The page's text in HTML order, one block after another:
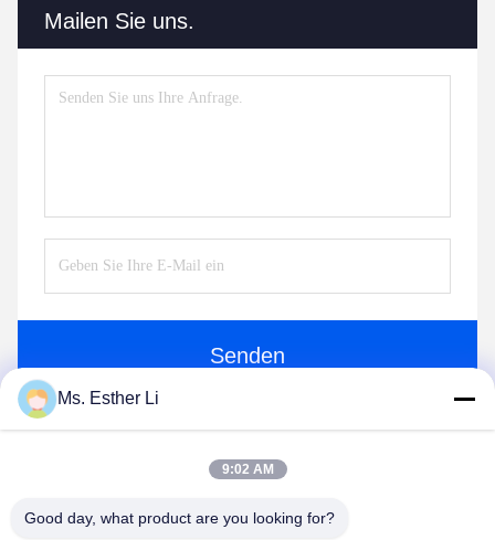
Mailen Sie uns.
Senden
Nanjing Zhitian Mechanical And Electrical Co.,
Ms. Esther Li
9:02 AM
Good day, what product are you looking for?